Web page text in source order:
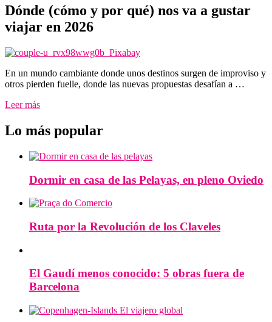
Dónde (cómo y por qué) nos va a gustar
viajar en 2026
En un mundo cambiante donde unos destinos surgen de improviso y
otros pierden fuelle, donde las nuevas propuestas desafían a …
Leer más
Lo más popular
Dormir en casa de las Pelayas, en pleno Oviedo
Ruta por la Revolución de los Claveles
El Gaudí menos conocido: 5 obras fuera de
Barcelona